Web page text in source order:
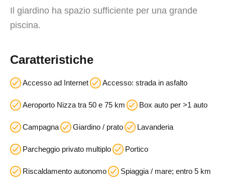
Il giardino ha spazio sufficiente per una grande
piscina.
Caratteristiche
Accesso ad Internet Accesso: strada in asfalto
Aeroporto Nizza tra 50 e 75 km Box auto per >1 auto
Campagna Giardino / prato Lavanderia
Parcheggio privato multiplo Portico
Riscaldamento autonomo Spiaggia / mare; entro 5 km